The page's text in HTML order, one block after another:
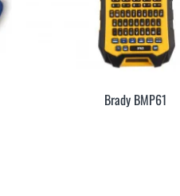
Brady BMP61